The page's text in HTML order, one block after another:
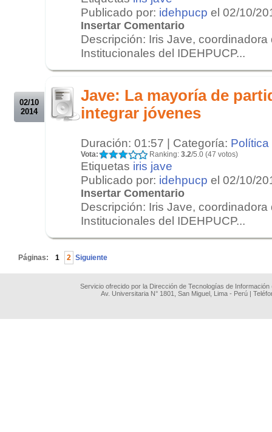
Publicado por: idehpucp el 02/10/
Insertar Comentario
Descripción: Iris Jave,
Institucionales del IDEHPUCP...
02/10
2014
Jave: La mayoría de
integrar jóvenes
Duración: 01:57 | Categoría: Política
Vota: Ranking: 3.2/5.0 (47 votos)
Etiquetas iris jave
Publicado por: idehpucp el 02/10/
Insertar Comentario
Descripción: Iris Jave,
Institucionales del IDEHPUCP...
Páginas: 1 2 Siguiente
Servicio ofrecido por la Dirección de Tecnologías de
Av. Universitaria N° 1801, San Miguel, Lima - Perú |